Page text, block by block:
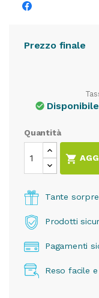
Prezzo finale
check_circle
Quantità

Tante
Prodotti
Pagamenti
Reso facile